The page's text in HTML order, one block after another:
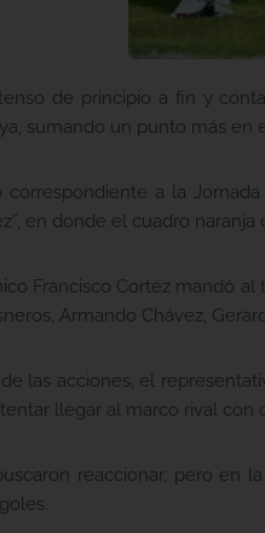
de principio a fin y
sumando un punto más en
correspondiente a la
en donde el cuadro
Francisco Cortéz mandó
Armando Chávez,
las acciones, el
llegar al marco rival con
reaccionar, pero en